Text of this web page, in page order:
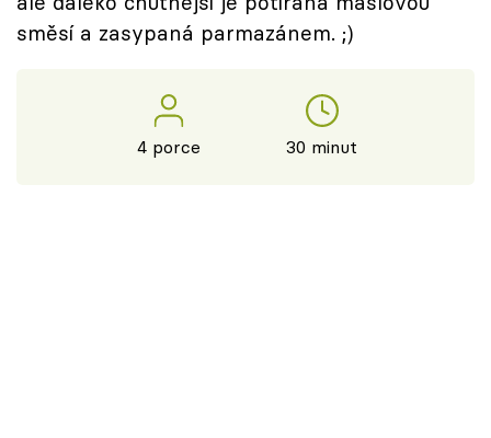
směsí a zasypaná parmazánem. ;)
4 porce 30 minut